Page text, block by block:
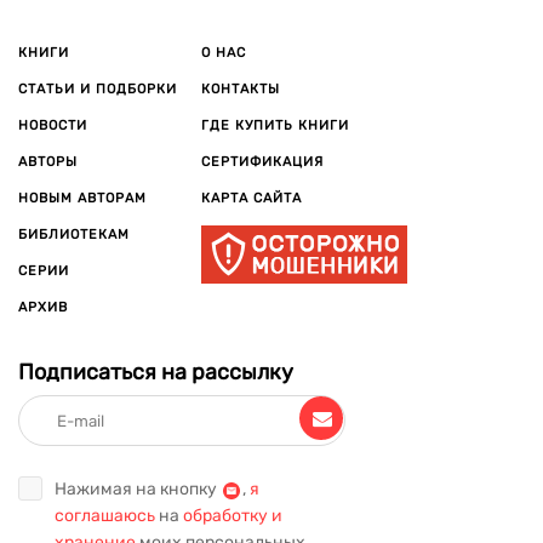
КНИГИ
СТАТЬИ И ПОДБОРКИ
НОВОСТИ
АВТОРЫ
НОВЫМ АВТОРАМ
БИБЛИОТЕКАМ
СЕРИИ
АРХИВ
О НАС
КОНТАКТЫ
ГДЕ КУПИТЬ КНИГИ
СЕРТИФИКАЦИЯ
КАРТА САЙТА
Подписаться на рассылку
Нажимая на кнопку , я
соглашаюсь на обработку и